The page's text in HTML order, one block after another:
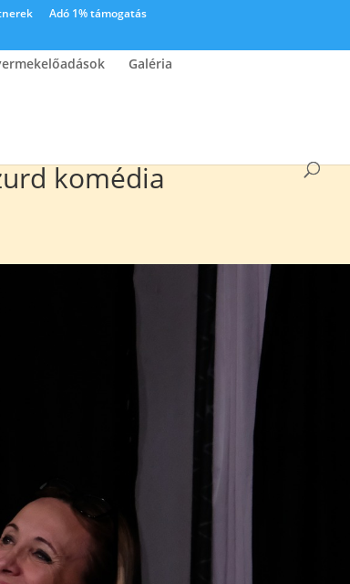
Adó 1% támogatás
Galéria
komédia